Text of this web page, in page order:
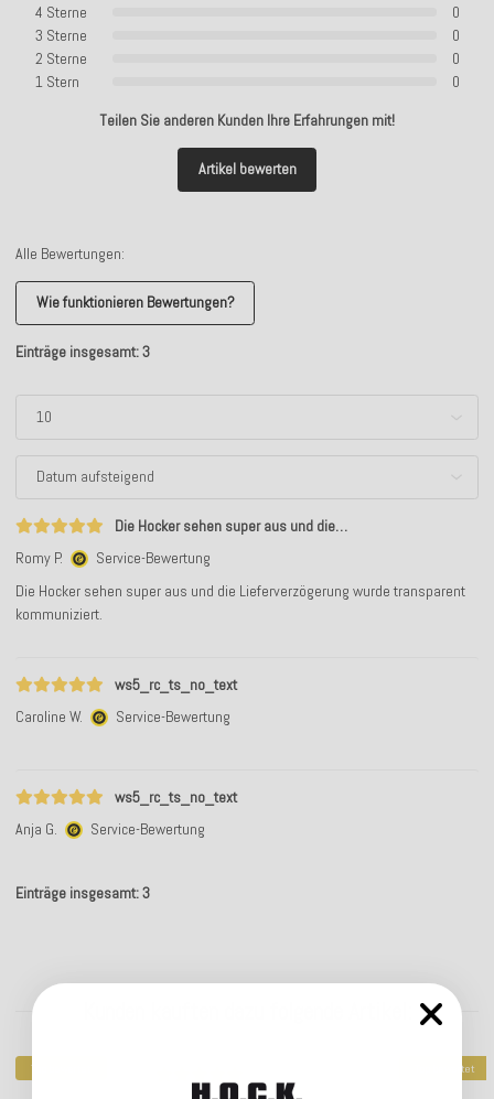
4 Sterne
0
3 Sterne
0
2 Sterne
0
1 Stern
0
Teilen Sie anderen Kunden Ihre Erfahrungen mit!
Artikel bewerten
Alle Bewertungen:
Wie funktionieren Bewertungen?
Einträge insgesamt: 3
Die Hocker sehen super aus und die…
Romy P.
Service-Bewertung
Die Hocker sehen super aus und die Lieferverzögerung wurde transparent
kommuniziert.
ws5_rc_ts_no_text
Caroline W.
Service-Bewertung
ws5_rc_ts_no_text
Anja G.
Service-Bewertung
Einträge insgesamt: 3
Top bewertet Top bewertet